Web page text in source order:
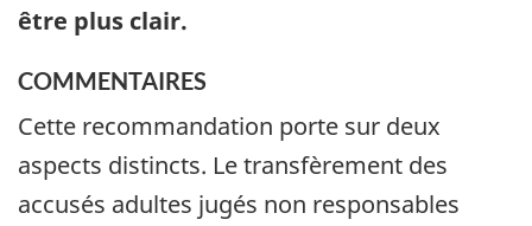
être plus clair.
COMMENTAIRES
Cette recommandation porte sur deux
aspects distincts. Le transfèrement des
accusés adultes jugés non responsables